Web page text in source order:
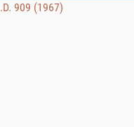
909 (1967)